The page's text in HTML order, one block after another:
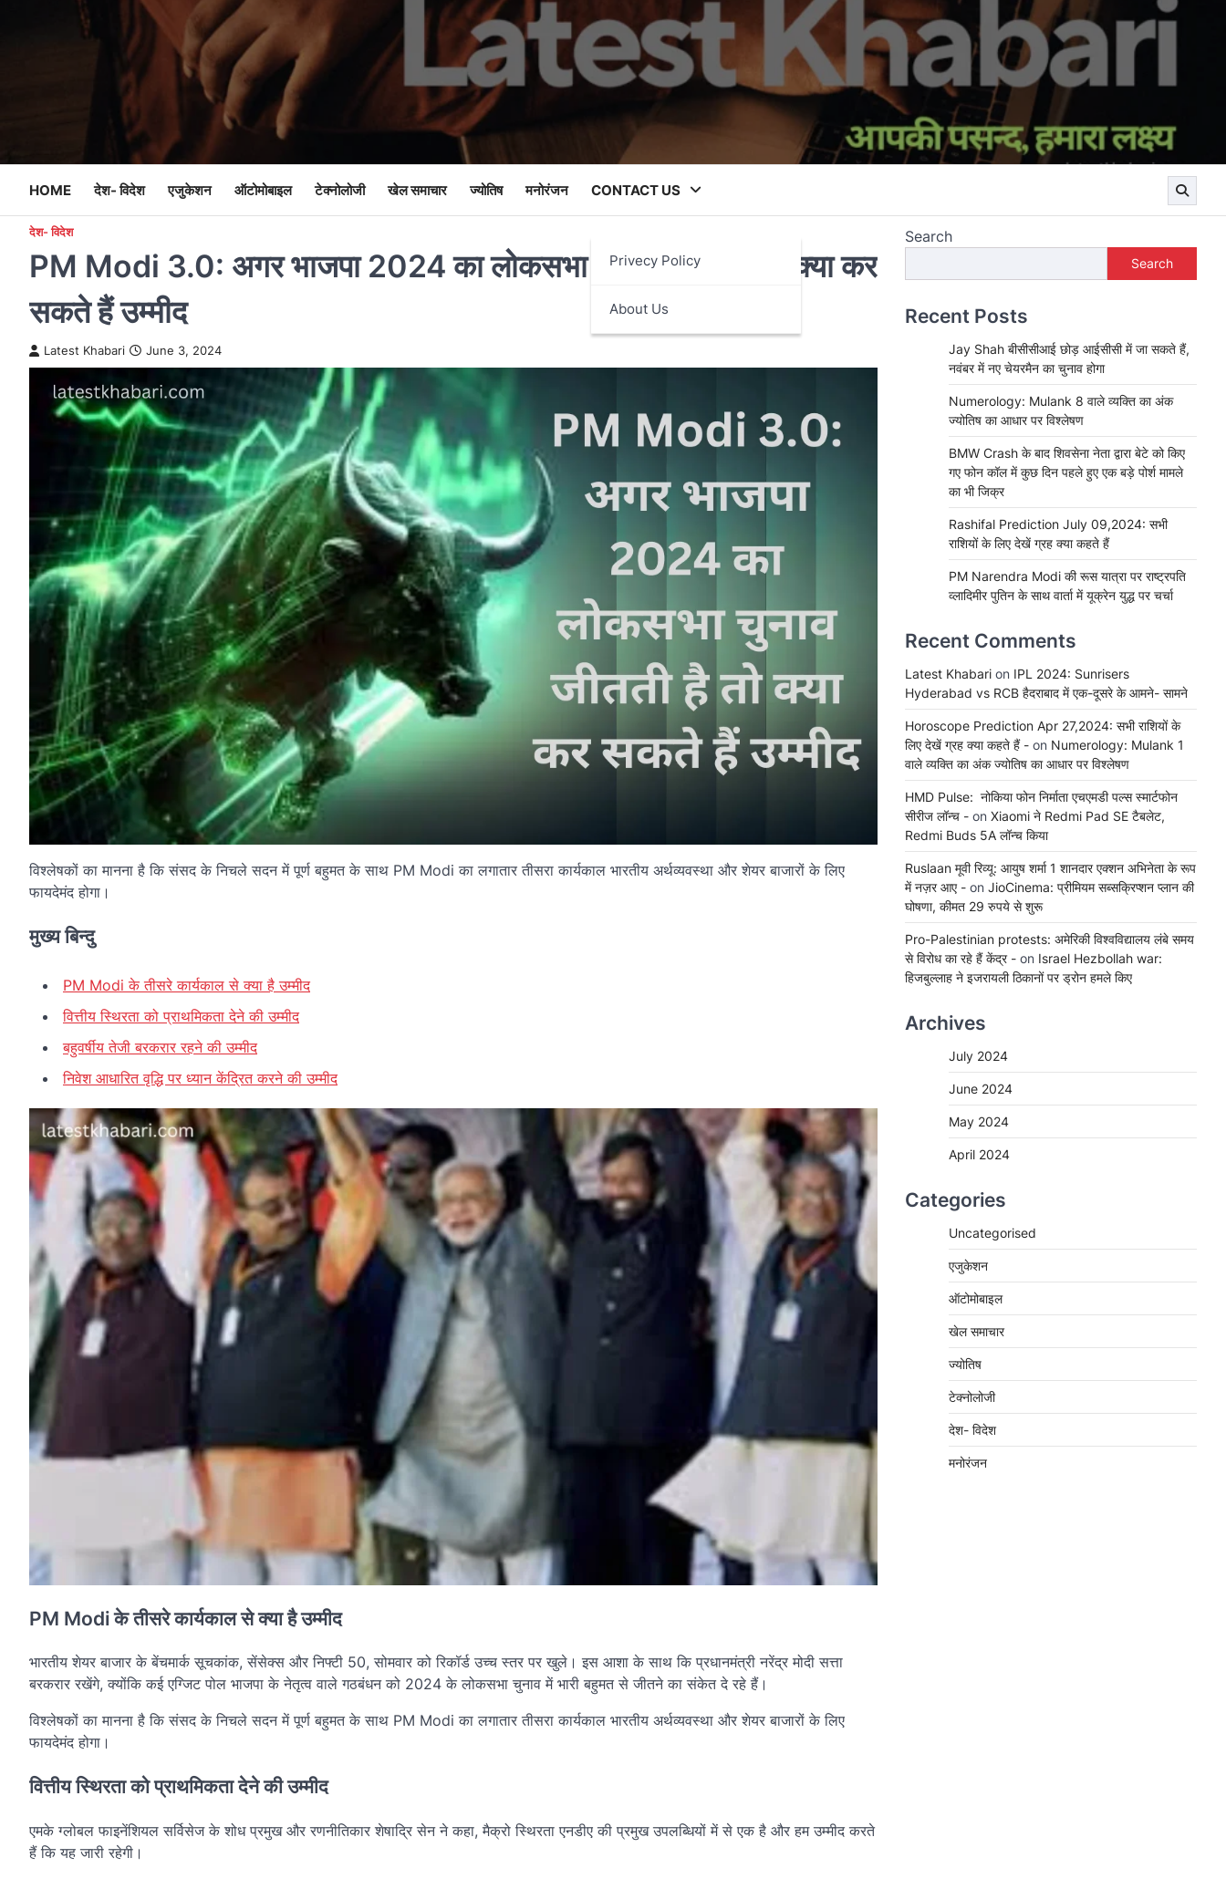
HOME देश- विदेश एजुकेशन ऑटोमोबाइल टेक्नोलोजी खेल समाचार ज्योतिष मनोरंजन CONTACT US
Privecy Policy
About Us
देश- विदेश
PM Modi 3.0: अगर भाजपा 2024 का लोकसभा चुनाव जीतती है तो क्या कर
सकते हैं उम्मीद
Latest Khabari June 3, 2024
विश्लेषकों का मानना ​​है कि संसद के निचले सदन में पूर्ण बहुमत के साथ PM Modi का लगातार तीसरा कार्यकाल भारतीय अर्थव्यवस्था और शेयर बाजारों के लिए
फायदेमंद होगा।
मुख्य बिन्दु
PM Modi के तीसरे कार्यकाल से क्या है उम्मीद
वित्तीय स्थिरता को प्राथमिकता देने की उम्मीद
बहुवर्षीय तेजी बरकरार रहने की उम्मीद
निवेश आधारित वृद्धि पर ध्यान केंद्रित करने की उम्मीद
PM Modi के तीसरे कार्यकाल से क्या है उम्मीद
भारतीय शेयर बाजार के बेंचमार्क सूचकांक, सेंसेक्स और निफ्टी 50, सोमवार को रिकॉर्ड उच्च स्तर पर खुले। इस आशा के साथ कि प्रधानमंत्री नरेंद्र मोदी सत्ता
बरकरार रखेंगे, क्योंकि कई एग्जिट पोल भाजपा के नेतृत्व वाले गठबंधन को 2024 के लोकसभा चुनाव में भारी बहुमत से जीतने का संकेत दे रहे हैं।
विश्लेषकों का मानना ​​है कि संसद के निचले सदन में पूर्ण बहुमत के साथ PM Modi का लगातार तीसरा कार्यकाल भारतीय अर्थव्यवस्था और शेयर बाजारों के लिए
फायदेमंद होगा।
वित्तीय स्थिरता को प्राथमिकता देने की उम्मीद
एमके ग्लोबल फाइनेंशियल सर्विसेज के शोध प्रमुख और रणनीतिकार शेषाद्रि सेन ने कहा, मैक्रो स्थिरता एनडीए की प्रमुख उपलब्धियों में से एक है और हम उम्मीद करते
हैं कि यह जारी रहेगी।
Search
Search
Recent Posts
Jay Shah बीसीसीआई छोड़ आईसीसी में जा सकते हैं,
नवंबर में नए चेयरमैन का चुनाव होगा
Numerology: Mulank 8 वाले व्यक्ति का अंक
ज्योतिष का आधार पर विश्लेषण
BMW Crash के बाद शिवसेना नेता द्वारा बेटे को किए
गए फोन कॉल में कुछ दिन पहले हुए एक बड़े पोर्श मामले
का भी जिक्र
Rashifal Prediction July 09,2024: सभी
राशियों के लिए देखें ग्रह क्या कहते हैं
PM Narendra Modi की रूस यात्रा पर राष्ट्रपति
व्लादिमीर पुतिन के साथ वार्ता में यूक्रेन युद्ध पर चर्चा
Recent Comments
Latest Khabari on IPL 2024: Sunrisers
Hyderabad vs RCB हैदराबाद में एक-दूसरे के आमने- सामने
Horoscope Prediction Apr 27,2024: सभी राशियों के
लिए देखें ग्रह क्या कहते हैं - on Numerology: Mulank 1
वाले व्यक्ति का अंक ज्योतिष का आधार पर विश्लेषण
HMD Pulse: नोकिया फोन निर्माता एचएमडी पल्स स्मार्टफोन
सीरीज लॉन्च - on Xiaomi ने Redmi Pad SE टैबलेट,
Redmi Buds 5A लॉन्च किया
Ruslaan मूवी रिव्यू: आयुष शर्मा 1 शानदार एक्शन अभिनेता के रूप
में नज़र आए - on JioCinema: प्रीमियम सब्सक्रिप्शन प्लान की
घोषणा, कीमत 29 रुपये से शुरू
Pro-Palestinian protests: अमेरिकी विश्वविद्यालय लंबे समय
से विरोध का रहे हैं केंद्र - on Israel Hezbollah war:
हिजबुल्लाह ने इजरायली ठिकानों पर ड्रोन हमले किए
Archives
July 2024
June 2024
May 2024
April 2024
Categories
Uncategorised
एजुकेशन
ऑटोमोबाइल
खेल समाचार
ज्योतिष
टेक्नोलोजी
देश- विदेश
मनोरंजन